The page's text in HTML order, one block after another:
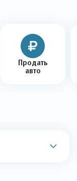
Продать
авто